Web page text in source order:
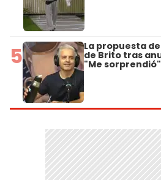
5 La propuesta
de Brito tras
"Me sorprendió"